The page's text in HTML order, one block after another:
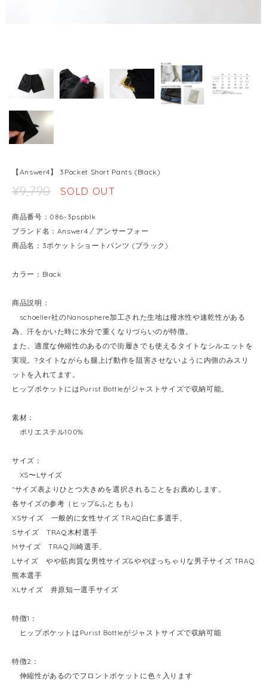
【Answer4】 3Pocket Short Pants (Black)
¥9,790 SOLD OUT
商品番号：086-3pspblk
ブランド名：Answer4 / アンサーフォー
商品名：3ポケットショートパンツ (ブラック)
カラー：Black
商品説明：
schoeller社のNanosphere加工された生地は撥水性や速乾性がある
為、汗をかいた時に水分で重くなりづらいのが特徴。
また、適度な伸縮性のあるので街履きでも使えるタイトなシルエットを
実現。?タイトながらも腿上げ動作を阻害させないように内側のみスリ
ットを入れてます。
ヒップポケットにはPurist Bottleがジャストサイズで収納可能。
素材：
ポリエステル100%
サイズ：
XS〜Lサイズ
*サイズ表よりひとつ大きめを選択されることをお薦めします。
各サイズの参考（ヒップ&ふともも）
XSサイズ 一般的に女性サイズ TRAQ白仁多選手、
Sサイズ TRAQ木村選手
Mサイズ TRAQ川崎選手、
Lサイズ やや筋肉質な男性サイズ&ややぽっちゃりな男子サイズ TRAQ
熊本選手
XLサイズ 井原知一選手サイズ
特徴1：
ヒップポケットはPurist Bottleがジャストサイズで収納可能
特徴2：
伸縮性があるのでフロントポケットに色々入ります